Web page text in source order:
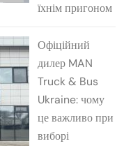
їхнім пригоном
Офіційний
дилер MAN
Truck & Bus
Ukraine: чому
це важливо при
виборі